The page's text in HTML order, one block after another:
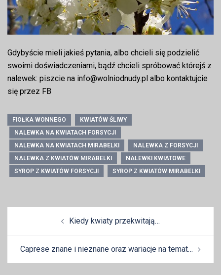
Gdybyście mieli jakieś pytania, albo chcieli się podzielić
swoimi doświadczeniami, bądź chcieli spróbować którejś z
nalewek: piszcie na info@wolniodnudy.pl albo kontaktujcie
się przez FB
FIOŁKA WONNEGO
KWIATÓW ŚLIWY
NALEWKA NA KWIATACH FORSYCJI
NALEWKA NA KWIATACH MIRABELKI
NALEWKA Z FORSYCJI
NALEWKA Z KWIATÓW MIRABELKI
NALEWKI KWIATOWE
SYROP Z KWIATÓW FORSYCJI
SYROP Z KWIATÓW MIRABELKI
Kiedy kwiaty przekwitają…
Caprese znane i nieznane oraz wariacje na temat…